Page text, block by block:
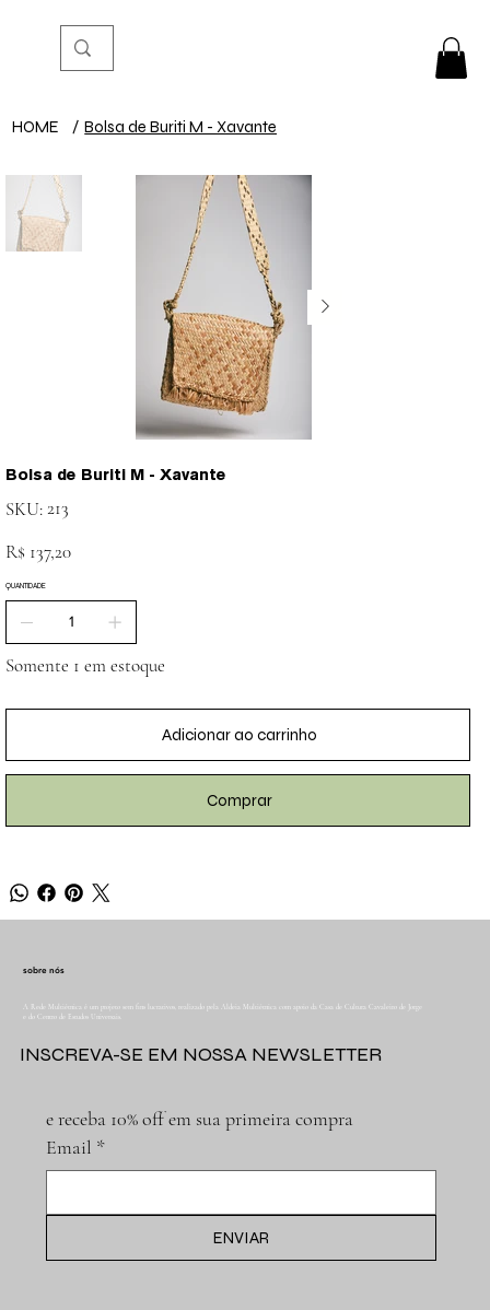
HOME / Bolsa de Buriti M - Xavante
Bolsa de Buriti M - Xavante
SKU: 213
213
Preço
R$ 137,20
QUANTIDADE
Somente 1 em estoque
Adicionar ao carrinho
Comprar
e receba 10% off em sua primeira compra
Email *
ENVIAR
A Rede Multiétnica é um projeto sem fins lucrativos, realizado pela Aldeia Multiétnica com apoio da Casa de Cultura Cavaleiro de Jorge
e do Centro de Estudos Universais.
INSCREVA-SE EM NOSSA NEWSLETTER
sobre nós